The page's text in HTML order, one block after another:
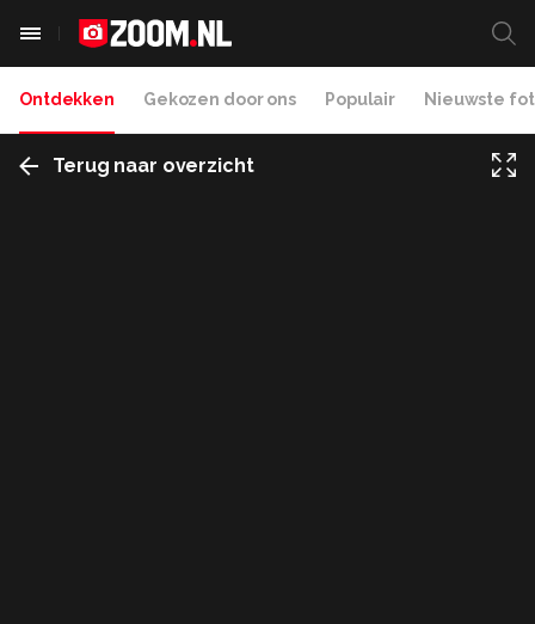
Ontdekken Gekozen door ons Populair Nieuwste
Terug naar overzicht